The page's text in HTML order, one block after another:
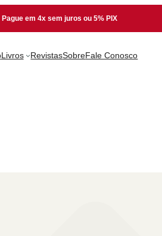
Pague em 4x sem juros ou 5% PIX
Livros RevistasSobreFale Conosco